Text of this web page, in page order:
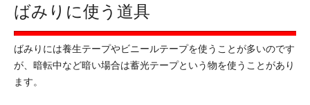
ばみりに使う道具
ばみりには養生テープやビニールテープを使うことが多いのです
が、暗転中など暗い場合は蓄光テープという物を使うことがあり
ます。